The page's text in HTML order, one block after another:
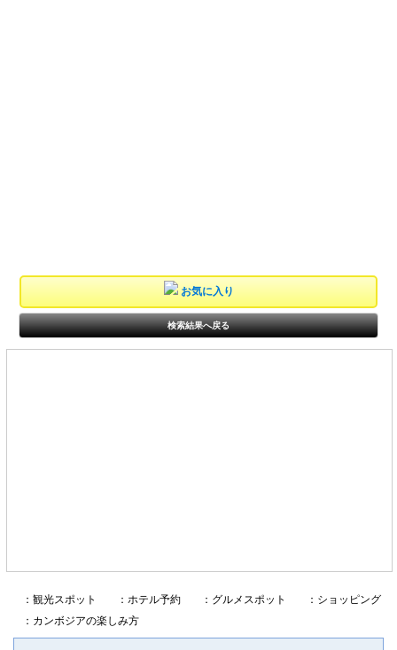
お気に入り
検索結果へ戻る
：観光スポット ：ホテル予約 ：グルメスポット
：ショッピング
：カンボジアの楽しみ方